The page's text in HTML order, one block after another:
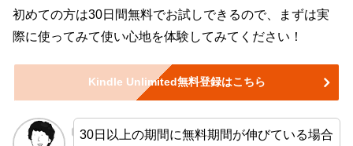
初めての方は30日間無料でお試しできるので、まずは実
際に使ってみて使い心地を体験してみてください！
Kindle Unlimited無料登録はこちら
30日以上の期間に無料期間が伸びている場合